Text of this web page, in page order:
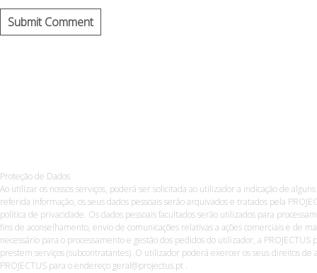
Proteção de Dados
Ao utilizar os nossos serviços, poderá ser solicitada ao utilizador a indicação de
referida informação, os seus dados pessoais serão arquivados e tratados pela
política de privacidade. Os dados pessoais facultados serão utilizados para
fins de aconselhamento, envio de comunicações relativas a ações comerciais e de
necessário para o processamento e gestão dos pedidos do utilizador, a
prestem serviços (subcontratantes). O utilizador poderá exercer os seus direitos
PROJECTUS para o endereço geral@projectus.pt .